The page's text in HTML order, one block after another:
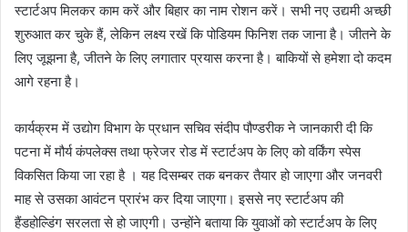
स्टार्टअप मिलकर काम करें और बिहार का नाम रोशन करें। सभी नए उद्यमी अच्छी
शुरुआत कर चुके हैं, लेकिन लक्ष्य रखें कि पोडियम फिनिश तक जाना है। जीतने के
लिए जूझना है, जीतने के लिए लगातार प्रयास करना है। बाकियों से हमेशा दो कदम
आगे रहना है।
कार्यक्रम में उद्योग विभाग के प्रधान सचिव संदीप पौण्डरीक ने जानकारी दी कि
पटना में मौर्य कंपलेक्स तथा फ्रेजर रोड में स्टार्टअप के लिए को वर्किंग स्पेस
विकसित किया जा रहा है । यह दिसम्बर तक बनकर तैयार हो जाएगा और जनवरी
माह से उसका आवंटन प्रारंभ कर दिया जाएगा। इससे नए स्टार्टअप की
हैंडहोल्डिंग सरलता से हो जाएगी। उन्होंने बताया कि युवाओं को स्टार्टअप के लिए